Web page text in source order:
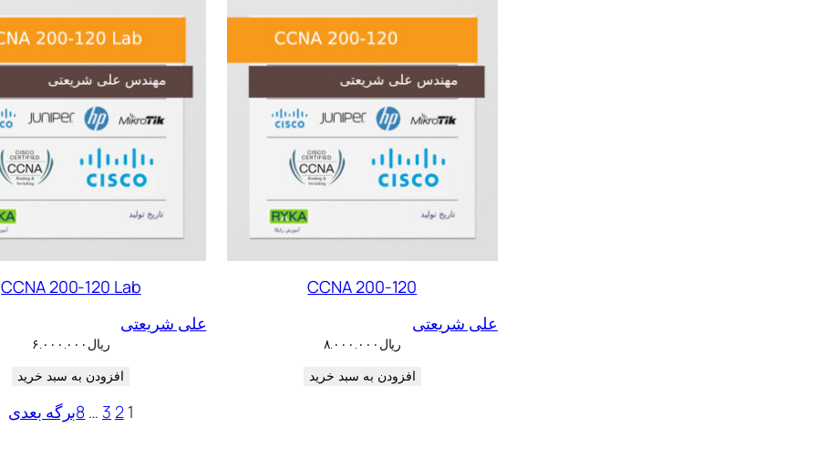
CCNA 200-120
علی شریعتی
ریال ۸.۰۰۰.۰۰۰
افزودن به سبد خرید
CCNA 200-120 Lab
علی شریعتی
ریال ۶.۰۰۰.۰۰۰
افزودن به سبد خرید
1
2
3
…
8برگه بعدی